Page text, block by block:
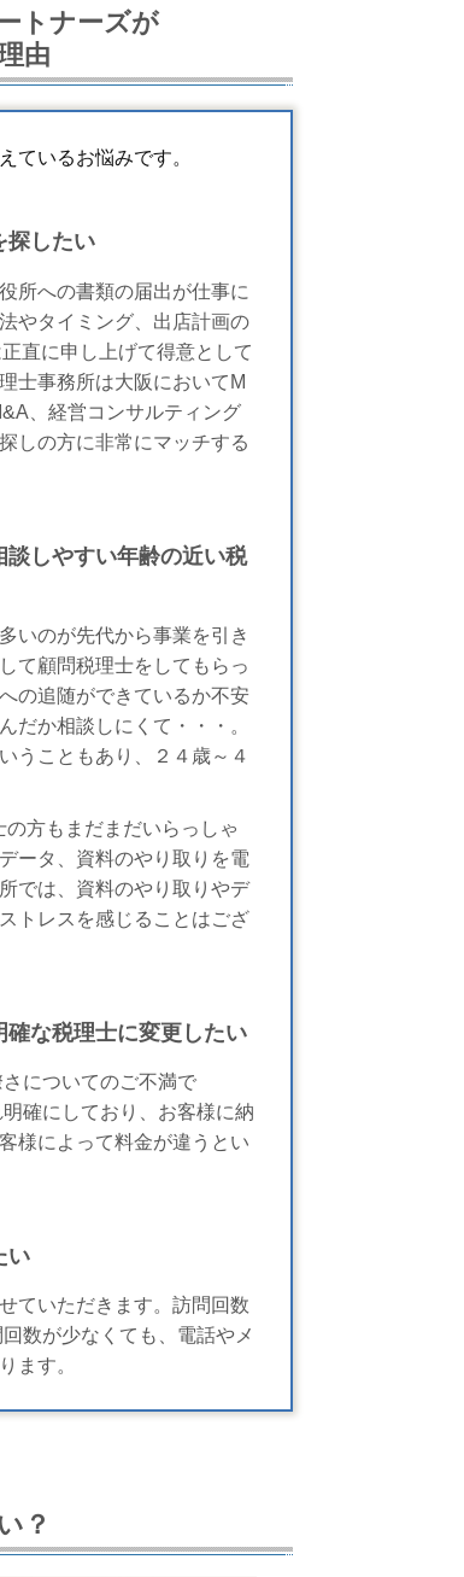
トナーズが
由
ているお悩みです。
探したい
所への書類の届出が仕事に
やタイミング、出店計画の
直に申し上げて得意として
士事務所は大阪においてM
、経営コンサルティング
しの方に非常にマッチする
しやすい年齢の近い税
いのが先代から事業を引き
て顧問税理士をしてもらっ
の追随ができているか不安
だか相談しにくて・・・。
うこともあり、２４歳～４
方もまだまだいらっしゃ
ータ、資料のやり取りを電
では、資料のやり取りやデ
トレスを感じることはござ
な税理士に変更したい
についてのご不満で
確にしており、お客様に納
様によって料金が違うとい
い
ていただきます。訪問回数
数が少なくても、電話やメ
ます。
？